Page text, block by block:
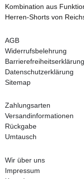
Kombination aus
Herren-Shorts von
AGB
Widerrufsbelehrung
Barrierefreiheitserklärung
Datenschutzerklärung
Sitemap
Zahlungsarten
Versandinformationen
Rückgabe
Umtausch
Wir über uns
Impressum